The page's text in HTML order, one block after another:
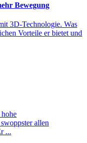
Bewegung
3D-Technologie. Was
Vorteile er bietet und
allen
...